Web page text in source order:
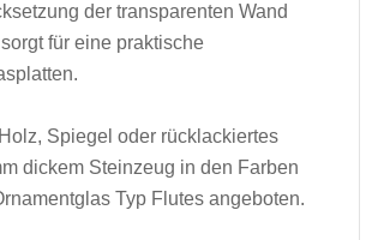
der transparenten Wand
für eine praktische
Spiegel oder rücklackiertes
dickem Steinzeug in den Farben
Typ Flutes angeboten.